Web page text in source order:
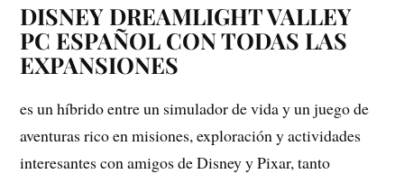
DISNEY DREAMLIGHT VALLEY
PC ESPAÑOL CON TODAS LAS
EXPANSIONES
es un híbrido entre un simulador de vida y un juego de
aventuras rico en misiones, exploración y actividades
interesantes con amigos de Disney y Pixar, tanto